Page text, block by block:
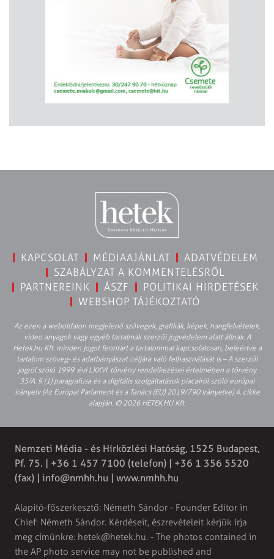
KAPCSOLAT MÉDIAAJÁNLAT
ADATVÉDELEM
SZABÁLYZAT A KOMMENTELÉSRŐL
PARTNEREINK
ÁSZF
POLITIKAI HIRDETÉSEK
WEBSHOP TÁJÉKOZTATÓ
Az ezen a weboldalon megjelenő szövegek, grafikák, képek, hangfelvételek,
video anyagok vagy egyéb tartalmak szerzői jogvédelem alatt állnak. A
Hetek.hu Kft. minden jogot fenntart a tartalommal kapcsolatosan, beleértve a
tartalom szöveg- és adatbányászat céljára való felhasználását is – A szerzői
jogról szóló 1999. évi LXXVI. törvény rendelkezései értelmében a törvény
35/A. § (1) paragrafusa és a digitális szolgáltatások piacairól szóló európai
irányelv (Az Európai Parlament és a Tanács (EU) 2019/790 Irányelve) 4. cikke
alapján. © 2026 HETEK.HU Kft.
Nemzeti Média - és Hírközlési Hatóság, 1525 Budapest,
Pf. 75. | +36 1 457 7100 (telefon) | +36 1 356 5520
(fax) | info@nmhh.hu | www.nmhh.hu
Alapító-főszerkesztő: Németh Sándor - Founder Editor in
Chief: Németh Sándor. Kérdéseit, észrevételeit kérjük írja
meg címünkre: hetek@hetek.hu. - The photos contained in
the AP photo service may not be published and